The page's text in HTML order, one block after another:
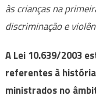
às crianças na
discriminação e
A Lei 10.639/2003
referentes à
ministrados no